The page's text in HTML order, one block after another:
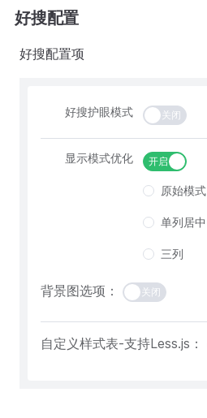
好搜配置
好搜配置项
好搜护眼模式 关闭
显示模式优化 开启
原始模式
单列居中
三列
背景图选项： 关闭
自定义样式表-支持Less.js：